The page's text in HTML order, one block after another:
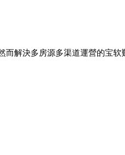
解決多房源多渠道運營的宝软